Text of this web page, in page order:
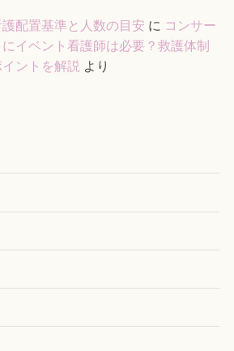
配置基準と人数の目安 に コンサー
イベント看護師は必要？救護体制
ントを解説 より